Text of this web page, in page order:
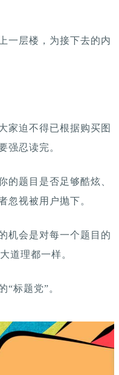
一层楼，为接下去的内
家迫不得已根据购买图
强忍读完。
的题目是否足够酷炫、
忽视被用户抛下。
机会是对每一个题目的
道理都一样。
标题党”。